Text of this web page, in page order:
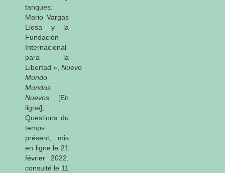
tanques:
Mario Vargas
Llosa y la
Fundación
Internacional
para la
Libertad », Nuevo
Mundo
Mundos
Nuevos [En
ligne],
Questions du
temps
présent, mis
en ligne le 21
février 2022,
consulté le 11